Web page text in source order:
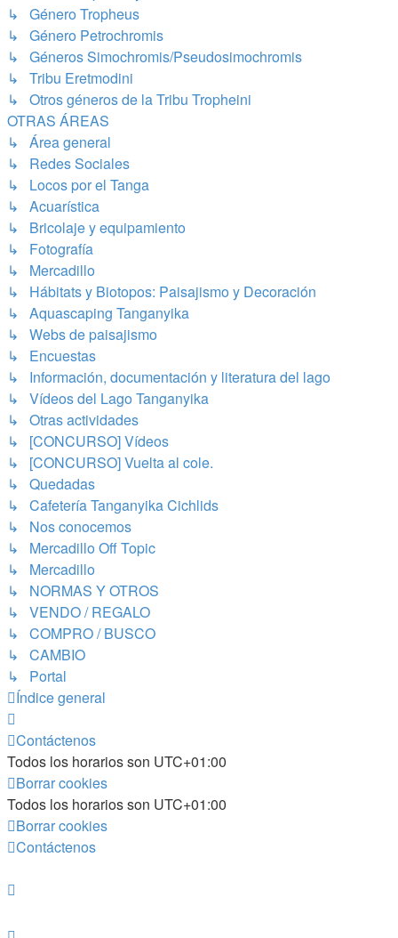
↳ Género Tropheus
↳ Género Petrochromis
↳ Géneros Simochromis/Pseudosimochromis
↳ Tribu Eretmodini
↳ Otros géneros de la Tribu Tropheini
OTRAS ÁREAS
↳ Área general
↳ Redes Sociales
↳ Locos por el Tanga
↳ Acuarística
↳ Bricolaje y equipamiento
↳ Fotografía
↳ Mercadillo
↳ Hábitats y Biotopos: Paisajismo y Decoración
↳ Aquascaping Tanganyika
↳ Webs de paisajismo
↳ Encuestas
↳ Información, documentación y literatura del lago
↳ Vídeos del Lago Tanganyika
↳ Otras actividades
↳ [CONCURSO] Vídeos
↳ [CONCURSO] Vuelta al cole.
↳ Quedadas
↳ Cafetería Tanganyika Cichlids
↳ Nos conocemos
↳ Mercadillo Off Topic
↳ Mercadillo
↳ NORMAS Y OTROS
↳ VENDO / REGALO
↳ COMPRO / BUSCO
↳ CAMBIO
↳ Portal
Índice general
Contáctenos
Todos los horarios son UTC+01:00
Borrar cookies
Todos los horarios son UTC+01:00
Borrar cookies
Contáctenos